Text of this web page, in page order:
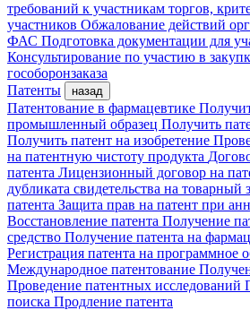
требований к участникам торгов,
участников Обжалование действий
ФАС Подготовка документации для
Консультирование по участию в
гособоронзаказа
Патенты
назад
Патентование в фармацевтике
промышленный образец Получить
Получить патент на изобретение
на патентную чистоту продукта
патента Лицензионный договор на
дубликата свидетельства на товарный
патента Защита прав на патент при
Восстановление патента Получение
средство Получение патента на
Регистрация патента на программное
Международное патентование
Проведение патентных исследований
поиска Продление патента